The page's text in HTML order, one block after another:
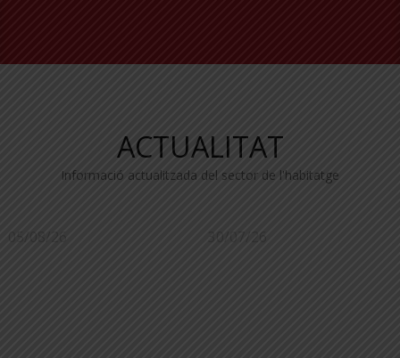
ACTUALITAT
Informació actualitzada del sector de l'habitatge
05/08/26 30/07/26